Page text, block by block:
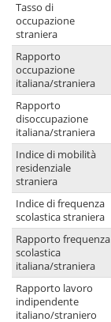
Tasso di
occupazione
straniera
Rapporto
occupazione
italiana/straniera
Rapporto
disoccupazione
italiana/straniera
Indice di mobilità
residenziale
straniera
Indice di frequenza
scolastica straniera
Rapporto frequenza
scolastica
italiana/straniera
Rapporto lavoro
indipendente
italiano/straniero